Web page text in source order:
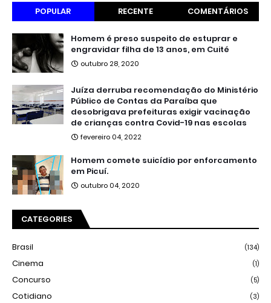
POPULAR RECENTE COMENTÁRIOS
Homem é preso suspeito de estuprar e
engravidar filha de 13 anos, em Cuité
outubro 28, 2020
Juíza derruba recomendação do Ministério
Público de Contas da Paraíba que
desobrigava prefeituras exigir vacinação
de crianças contra Covid-19 nas escolas
fevereiro 04, 2022
Homem comete suicídio por enforcamento
em Picuí.
outubro 04, 2020
CATEGORIES
Brasil (134)
Cinema (1)
Concurso (5)
Cotidiano (3)